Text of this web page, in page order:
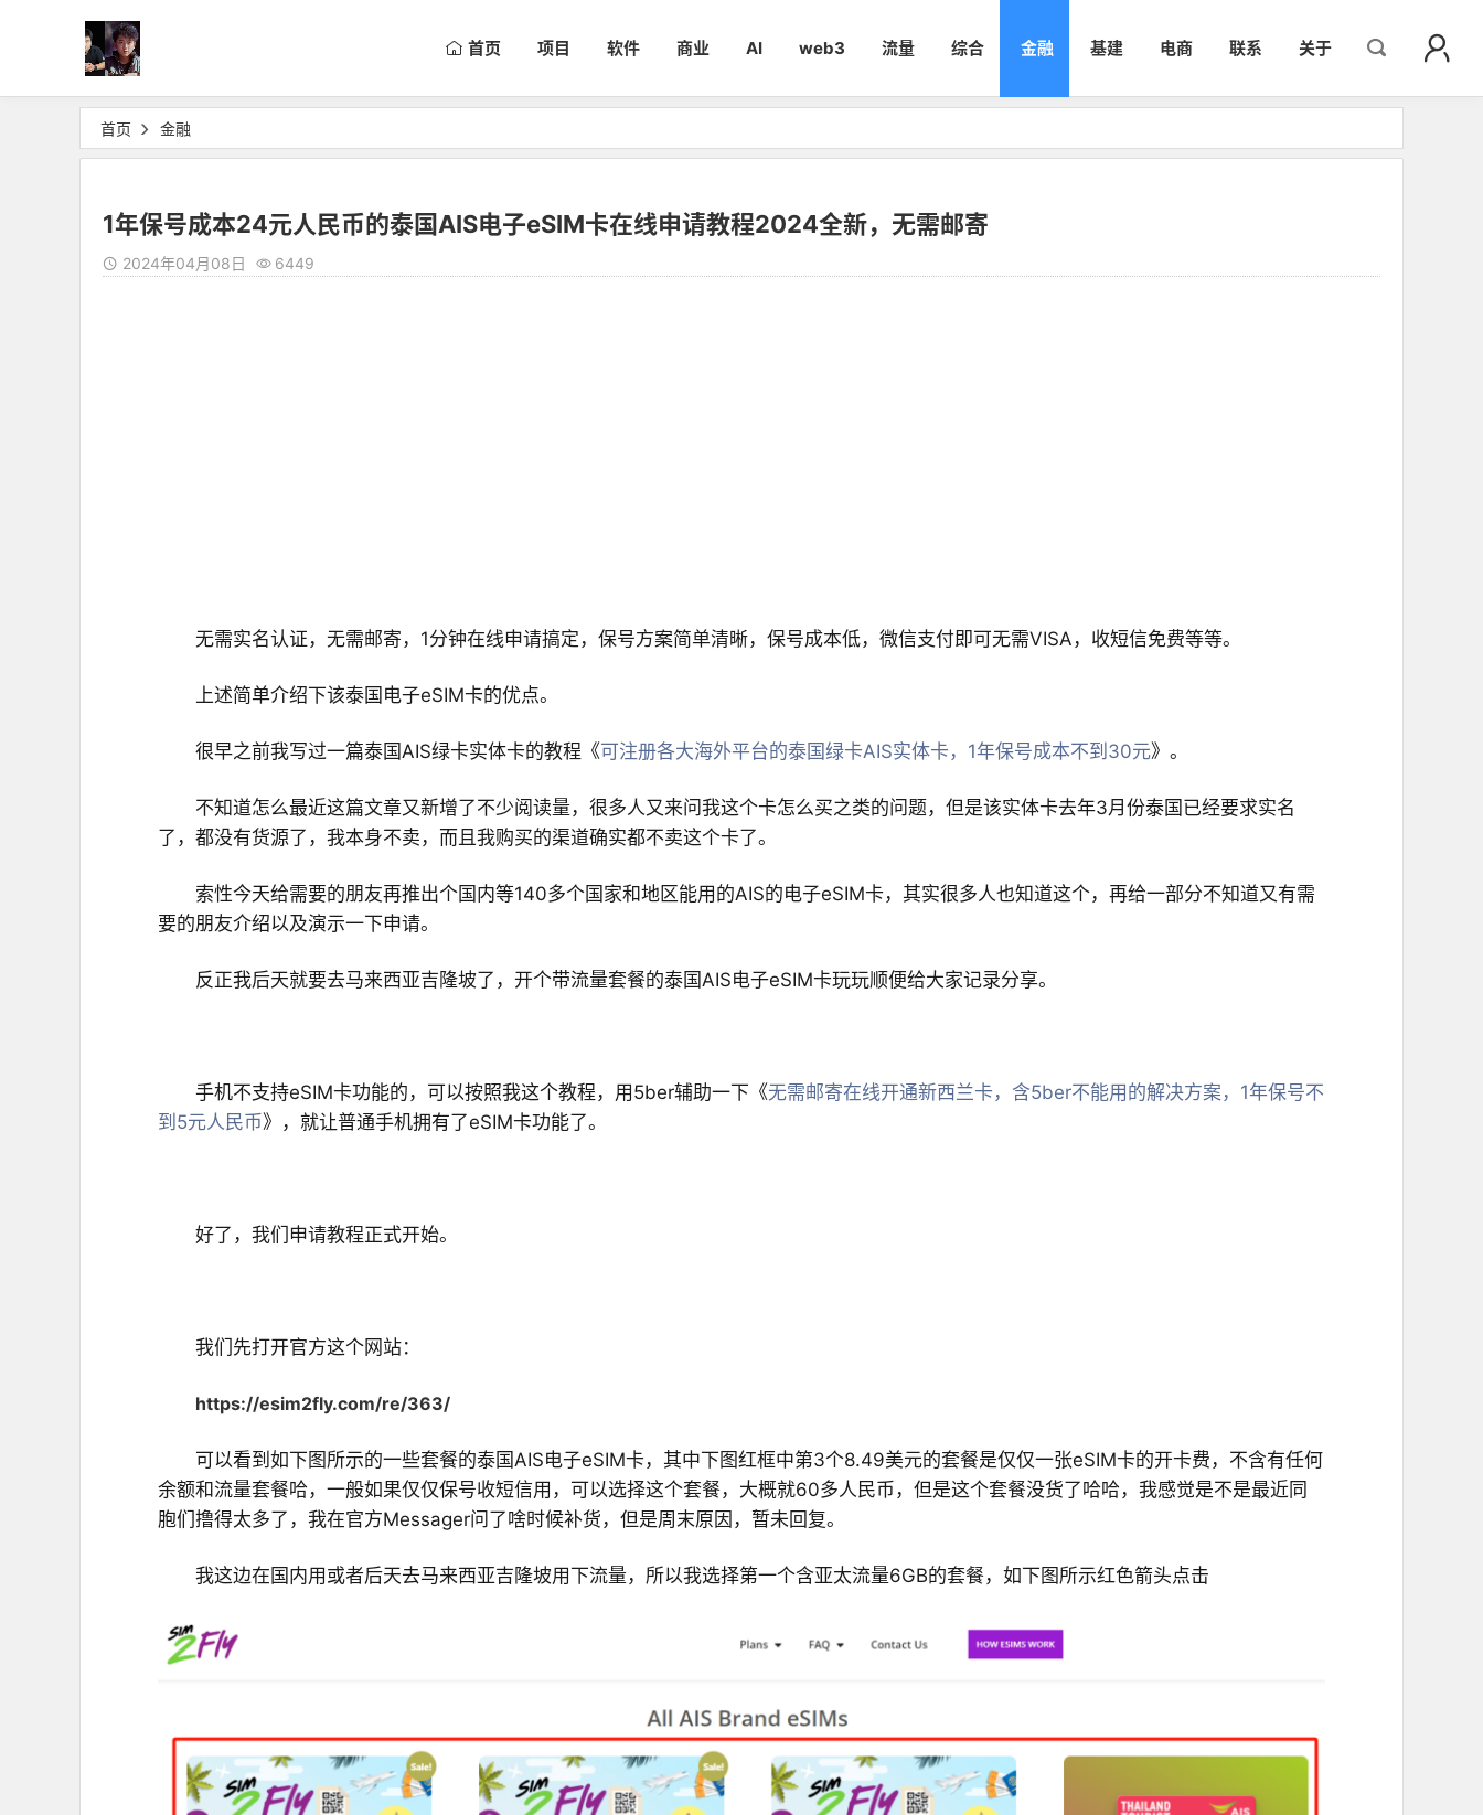
首页 项目 软件 商业 AI web3 流量 综合 金融 基建 电商 联系 关于
首页 金融
1年保号成本24元人民币的泰国AIS电子eSIM卡在线申请教程2024全新，无需邮寄
2024年04月08日 6449
无需实名认证，无需邮寄，1分钟在线申请搞定，保号方案简单清晰，保号成本低，微信支付即可无需VISA，收短信免费等等。
上述简单介绍下该泰国电子eSIM卡的优点。
很早之前我写过一篇泰国AIS绿卡实体卡的教程《可注册各大海外平台的泰国绿卡AIS实体卡，1年保号成本不到30元》。
不知道怎么最近这篇文章又新增了不少阅读量，很多人又来问我这个卡怎么买之类的问题，但是该实体卡去年3月份泰国已经要求实名
了，都没有货源了，我本身不卖，而且我购买的渠道确实都不卖这个卡了。
索性今天给需要的朋友再推出个国内等140多个国家和地区能用的AIS的电子eSIM卡，其实很多人也知道这个，再给一部分不知道又有需
要的朋友介绍以及演示一下申请。
反正我后天就要去马来西亚吉隆坡了，开个带流量套餐的泰国AIS电子eSIM卡玩玩顺便给大家记录分享。
手机不支持eSIM卡功能的，可以按照我这个教程，用5ber辅助一下《无需邮寄在线开通新西兰卡，含5ber不能用的解决方案，1年保号不
到5元人民币》，就让普通手机拥有了eSIM卡功能了。
好了，我们申请教程正式开始。
我们先打开官方这个网站：
https://esim2fly.com/re/363/
可以看到如下图所示的一些套餐的泰国AIS电子eSIM卡，其中下图红框中第3个8.49美元的套餐是仅仅一张eSIM卡的开卡费，不含有任何
余额和流量套餐哈，一般如果仅仅保号收短信用，可以选择这个套餐，大概就60多人民币，但是这个套餐没货了哈哈，我感觉是不是最近同
胞们撸得太多了，我在官方Messager问了啥时候补货，但是周末原因，暂未回复。
我这边在国内用或者后天去马来西亚吉隆坡用下流量，所以我选择第一个含亚太流量6GB的套餐，如下图所示红色箭头点击